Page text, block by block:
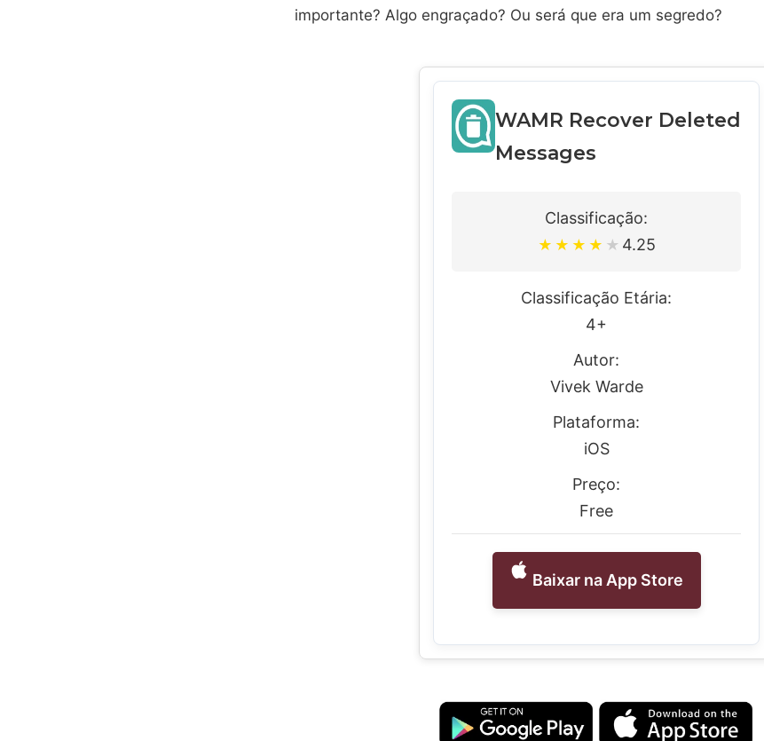
importante? Algo engraçado? Ou será que era um segredo?
WAMR Recover Deleted
Messages
Classificação:
★ ★ ★ ★ ★ 4.25
Classificação Etária:
4+
Autor:
Vivek Warde
Plataforma:
iOS
Preço:
Free
Baixar na App Store